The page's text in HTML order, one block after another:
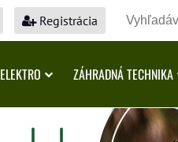
Registrácia
ELEKTRO ZÁHRADNÁ TECHNIKA